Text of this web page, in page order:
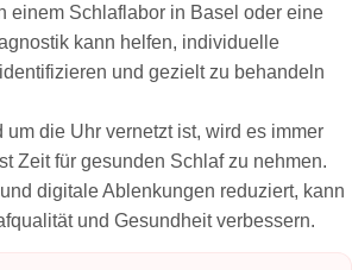
einem Schlaflabor in Basel oder eine
kann helfen, individuelle
und gezielt zu behandeln
um die Uhr vernetzt ist, wird es immer
Zeit für gesunden Schlaf zu nehmen.
digitale Ablenkungen reduziert, kann
und Gesundheit verbessern.